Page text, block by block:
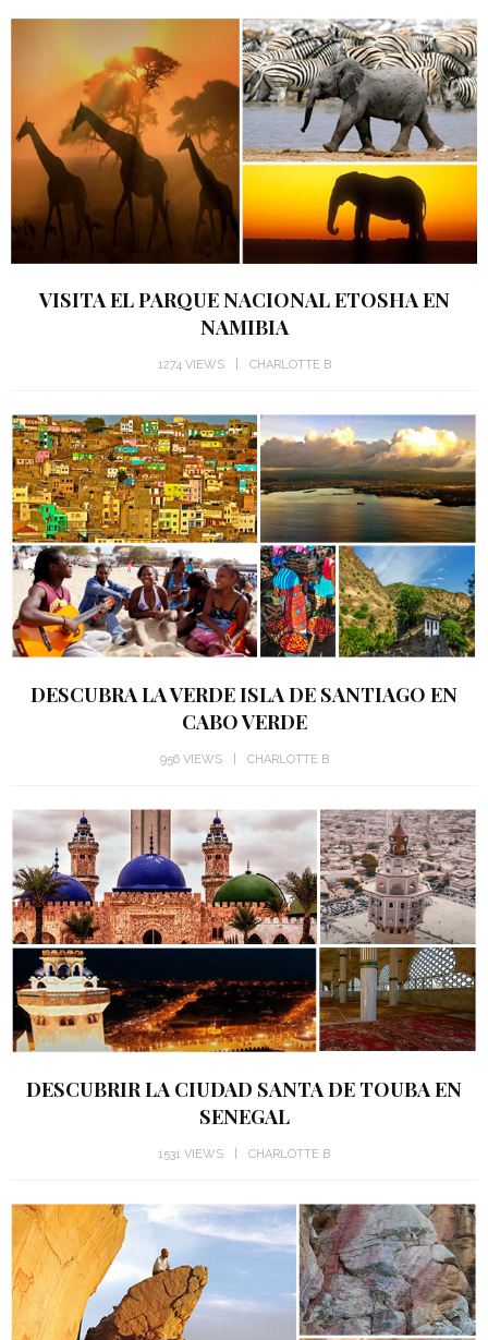
VISITA EL PARQUE NACIONAL ETOSHA EN
NAMIBIA
1274 VIEWS CHARLOTTE B
DESCUBRA LA VERDE ISLA DE SANTIAGO EN
CABO VERDE
956 VIEWS CHARLOTTE B
DESCUBRIR LA CIUDAD SANTA DE TOUBA EN
SENEGAL
1531 VIEWS CHARLOTTE B